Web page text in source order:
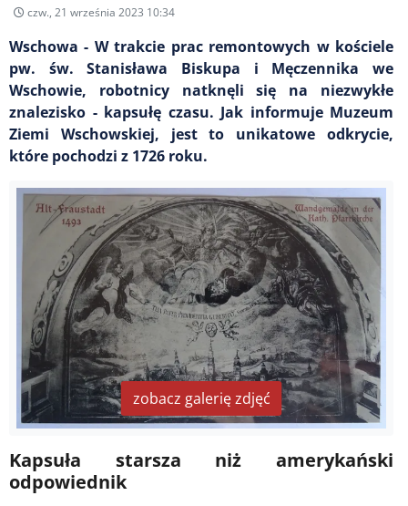
czw., 21 września 2023 10:34
Wschowa - W trakcie prac remontowych w kościele
pw. św. Stanisława Biskupa i Męczennika we
Wschowie, robotnicy natknęli się na niezwykłe
znalezisko - kapsułę czasu. Jak informuje Muzeum
Ziemi Wschowskiej, jest to unikatowe odkrycie,
które pochodzi z 1726 roku.
zobacz galerię zdjęć
Kapsuła starsza niż amerykański
odpowiednik